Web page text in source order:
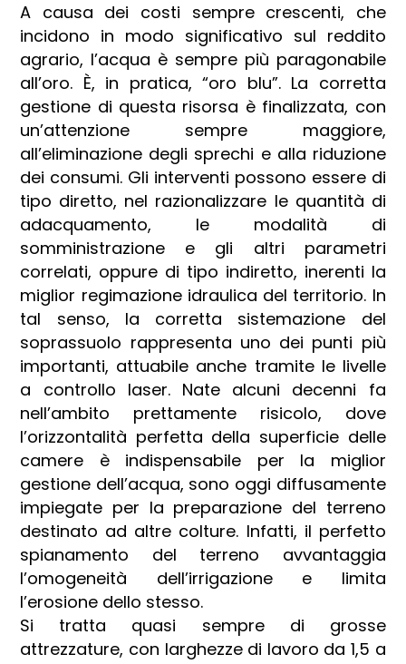
A causa dei costi sempre crescenti, che
incidono in modo significativo sul reddito
agrario, l’acqua è sempre più paragonabile
all’oro. È, in pratica, “oro blu”. La corretta
gestione di questa risorsa è finalizzata, con
un’attenzione sempre maggiore,
all’eliminazione degli sprechi e alla riduzione
dei consumi. Gli interventi possono essere di
tipo diretto, nel razionalizzare le quantità di
adacquamento, le modalità di
somministrazione e gli altri parametri
correlati, oppure di tipo indiretto, inerenti la
miglior regimazione idraulica del territorio. In
tal senso, la corretta sistemazione del
soprassuolo rappresenta uno dei punti più
importanti, attuabile anche tramite le livelle
a controllo laser.Nate alcuni decenni fa
nell’ambito prettamente risicolo, dove
l’orizzontalità perfetta della superficie delle
camere è indispensabile per la miglior
gestione dell’acqua, sono oggi diffusamente
impiegate per la preparazione del terreno
destinato ad altre colture. Infatti, il perfetto
spianamento del terreno avvantaggia
l’omogeneità dell’irrigazione e limita
l’erosione dello stesso.
Si tratta quasi sempre di grosse
attrezzature, con larghezze di lavoro da 1,5 a